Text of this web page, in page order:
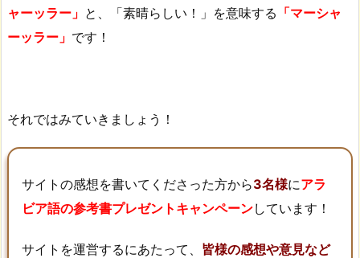
ャーッラー」 と、「素晴らしい！」を意味する 「マーシャ
ーッラー」 です！
それではみていきましょう！
サイトの感想を書いてくださった方から3名様にアラ
ビア語の参考書プレゼントキャンペーンしています！
サイトを運営するにあたって、 皆様の感想や意見など